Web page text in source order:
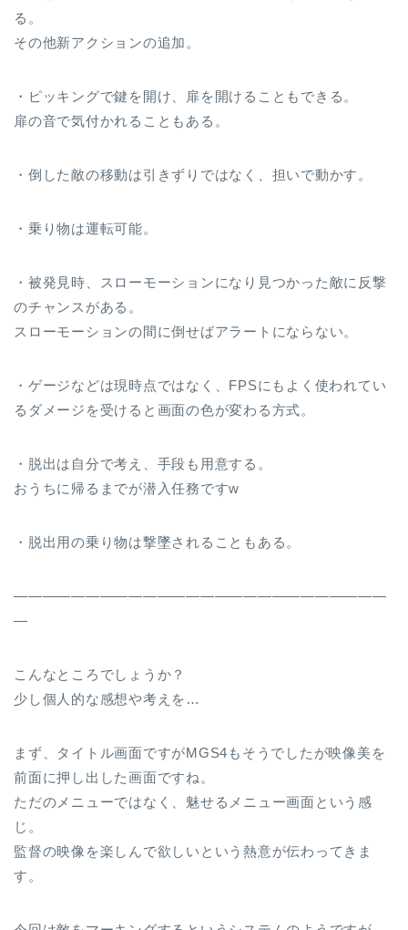
る。
その他新アクションの追加。
・ピッキングで鍵を開け、扉を開けることもできる。
扉の音で気付かれることもある。
・倒した敵の移動は引きずりではなく、担いで動かす。
・乗り物は運転可能。
・被発見時、スローモーションになり見つかった敵に反撃
のチャンスがある。
スローモーションの間に倒せばアラートにならない。
・ゲージなどは現時点ではなく、FPSにもよく使われてい
るダメージを受けると画面の色が変わる方式。
・脱出は自分で考え、手段も用意する。
おうちに帰るまでが潜入任務ですw
・脱出用の乗り物は撃墜されることもある。
――――――――――――――――――――――――――
―
こんなところでしょうか？
少し個人的な感想や考えを…
まず、タイトル画面ですがMGS4もそうでしたが映像美を
前面に押し出した画面ですね。
ただのメニューではなく、魅せるメニュー画面という感
じ。
監督の映像を楽しんで欲しいという熱意が伝わってきま
す。